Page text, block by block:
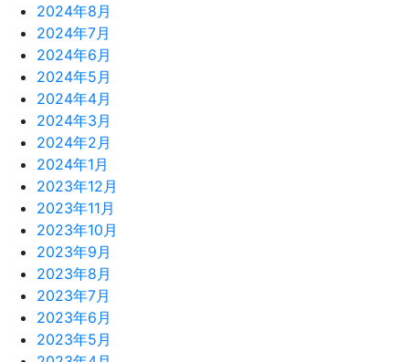
2024年8月
2024年7月
2024年6月
2024年5月
2024年4月
2024年3月
2024年2月
2024年1月
2023年12月
2023年11月
2023年10月
2023年9月
2023年8月
2023年7月
2023年6月
2023年5月